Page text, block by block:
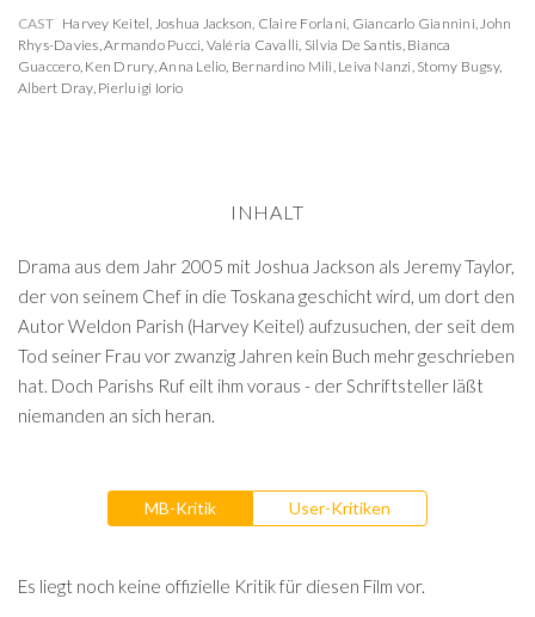
CAST Harvey Keitel, Joshua Jackson, Claire Forlani, Giancarlo Giannini,John
Rhys-Davies,Armando Pucci, Valéria Cavalli, Silvia De Santis, Bianca
Guaccero, Ken Drury,Anna Lelio, Bernardino Mili, Leiva Nanzi, Stomy Bugsy,
Albert Dray, Pierluigi Iorio
INHALT
Drama aus dem Jahr 2005 mit Joshua Jackson als Jeremy Taylor,
der von seinem Chef in die Toskana geschicht wird, um dort den
Autor Weldon Parish (Harvey Keitel) aufzusuchen, der seit dem
Tod seiner Frau vor zwanzig Jahren kein Buch mehr geschrieben
hat. Doch Parishs Ruf eilt ihm voraus - der Schriftsteller läßt
niemanden an sich heran.
MB-Kritik User-Kritiken
Es liegt noch keine offizielle Kritik für diesen Film vor.